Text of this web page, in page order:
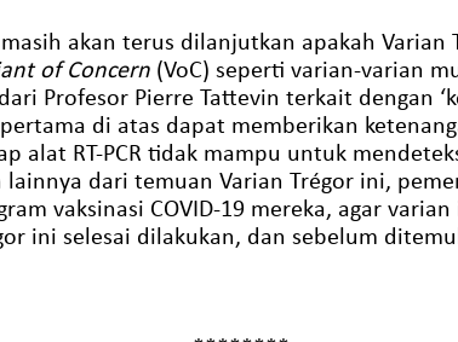
akan terus dilanjutkan apakah Varian
of Concern(VoC) seperti varian-varian
Profesor Pierre Tattevin terkait dengan
di atas dapat memberikan
alat RT-PCR tidak mampu untuk
lainnya dari temuan Varian Trégor ini,
vaksinasi COVID-19 mereka, agar
ini selesai dilakukan, dan sebelum